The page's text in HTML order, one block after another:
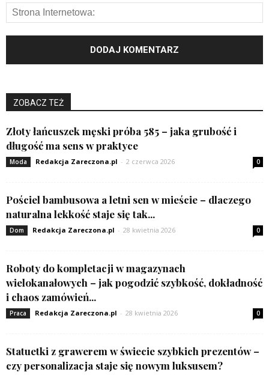
ZOBACZ TEŻ
Złoty łańcuszek męski próba 585 – jaka grubość i
długość ma sens w praktyce
Moda Redakcja Zareczona.pl - 2 czerwca 2026 0
Pościel bambusowa a letni sen w mieście – dlaczego
naturalna lekkość staje się tak...
Dom Redakcja Zareczona.pl - 28 kwietnia 2026 0
Roboty do kompletacji w magazynach
wielokanałowych – jak pogodzić szybkość, dokładność
i chaos zamówień...
Praca Redakcja Zareczona.pl - 28 kwietnia 2026 0
Statuetki z grawerem w świecie szybkich prezentów –
czy personalizacja staje się nowym luksusem?